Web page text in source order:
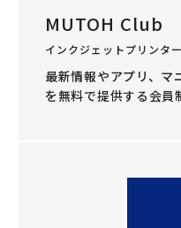
MUTOH Club
インクジェットプリンタ
最新情報やアプリ、マ
を無料で提供する会員